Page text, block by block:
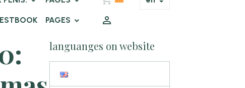
PAGES
languanges on website